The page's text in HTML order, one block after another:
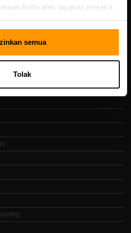
Anda atas layanan mereka.
semua
Tolak